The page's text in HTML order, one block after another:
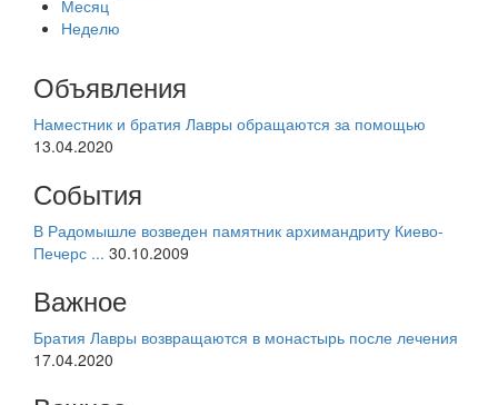
Месяц
Неделю
Объявления
Наместник и братия Лавры обращаются за помощью
13.04.2020
События
В Радомышле возведен памятник архимандриту Киево-
Печерс ... 30.10.2009
Важное
Братия Лавры возвращаются в монастырь после лечения
17.04.2020